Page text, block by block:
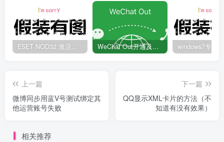
ESET NOD32 激活码 有效期至2022年 WeChat Out开通及充值方法
上一篇
微博同步用蓝V号测试绑定其
他运营账号失败
下一篇
QQ显示XML卡片的方法（不
知道有没有效果）
相关推荐